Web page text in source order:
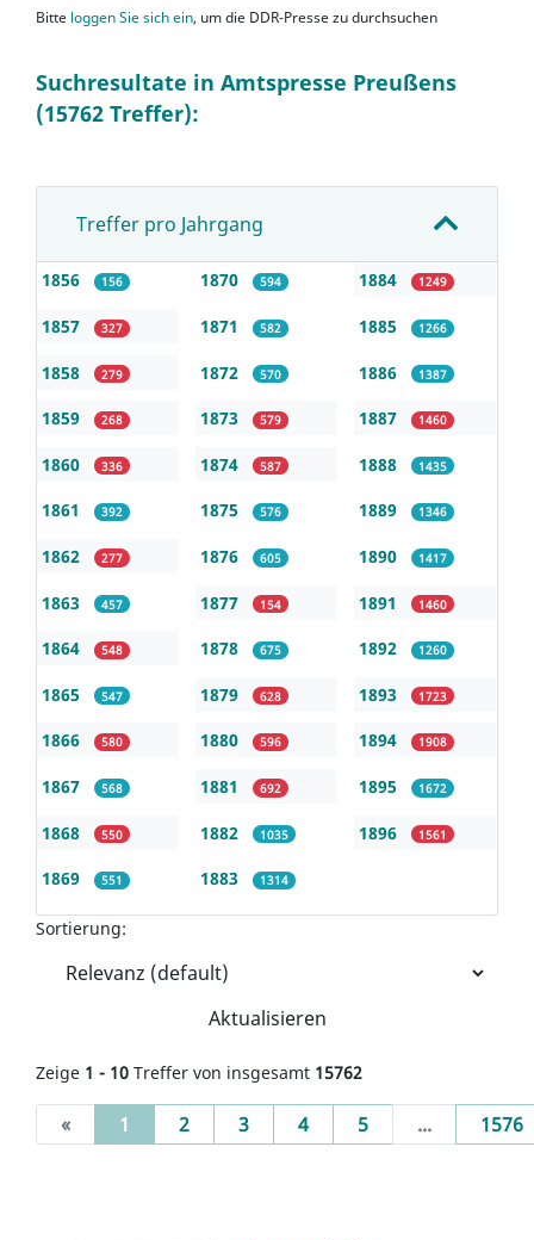
Bitte loggen Sie sich ein, um die DDR-Presse zu durchsuchen
Suchresultate in Amtspresse Preußens
(15762 Treffer):
Treffer pro Jahrgang
1856 156
1857 327
1858 279
1859 268
1860 336
1861 392
1862 277
1863 457
1864 548
1865 547
1866 580
1867 568
1868 550
1869 551
1870 594
1871 582
1872 570
1873 579
1874 587
1875 576
1876 605
1877 154
1878 675
1879 628
1880 596
1881 692
1882 1035
1883 1314
1884 1249
1885 1266
1886 1387
1887 1460
1888 1435
1889 1346
1890 1417
1891 1460
1892 1260
1893 1723
1894 1908
1895 1672
1896 1561
Sortierung:
Aktualisieren
Zeige 1 - 10 Treffer von insgesamt 15762
« 1 (current)
2 3 4 5 ... 1576